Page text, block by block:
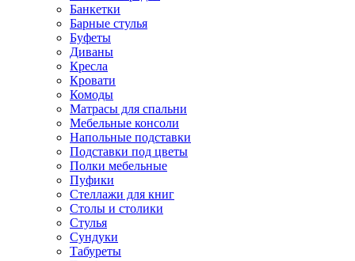
Банкетки
Барные стулья
Буфеты
Диваны
Кресла
Кровати
Комоды
Матрасы для спальни
Мебельные консоли
Напольные подставки
Подставки под цветы
Полки мебельные
Пуфики
Стеллажи для книг
Столы и столики
Стулья
Сундуки
Табуреты